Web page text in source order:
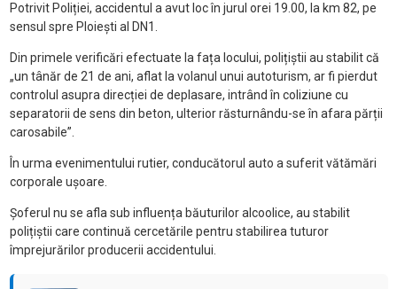
Potrivit Poliției, accidentul a avut loc în jurul orei 19.00, la km 82, pe
sensul spre Ploiești al DN1.
Din primele verificări efectuate la fața locului, polițiștii au stabilit că
„un tânăr de 21 de ani, aflat la volanul unui autoturism, ar fi pierdut
controlul asupra direcției de deplasare, intrând în coliziune cu
separatorii de sens din beton, ulterior răsturnându-se în afara părții
carosabile”.
În urma evenimentului rutier, conducătorul auto a suferit vătămări
corporale ușoare.
Șoferul nu se afla sub influența băuturilor alcoolice, au stabilit
polițiștii care continuă cercetările pentru stabilirea tuturor
împrejurărilor producerii accidentului.